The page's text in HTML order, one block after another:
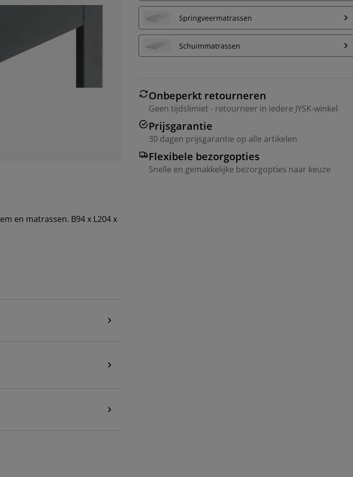
Springveermatrassen
Schuimmatrassen
Onbeperkt retourneren
Geen tijdslimiet - retourneer in iedere JYSK-winkel
Prijsgarantie
30 dagen prijsgarantie op alle artikelen
Flexibele bezorgopties
Snelle en gemakkelijke bezorgopties naar keuze
en matrassen. B94 x L204 x